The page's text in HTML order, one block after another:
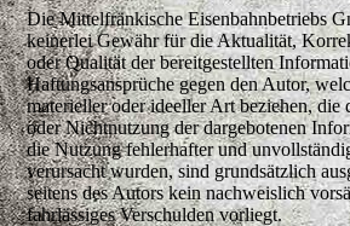
Die Mittelfränkische Eisenbahnbetriebs
keinerlei Gewähr für die Aktualität,
oder Qualität der bereitgestellten
Haftungsansprüche gegen den Autor,
materieller oder ideeller Art beziehen, die
oder Nichtnutzung der dargebotenen
die Nutzung fehlerhafter und
verursacht wurden, sind grundsätzlich
seitens des Autors kein nachweislich
fahrlässiges Verschulden vorliegt.